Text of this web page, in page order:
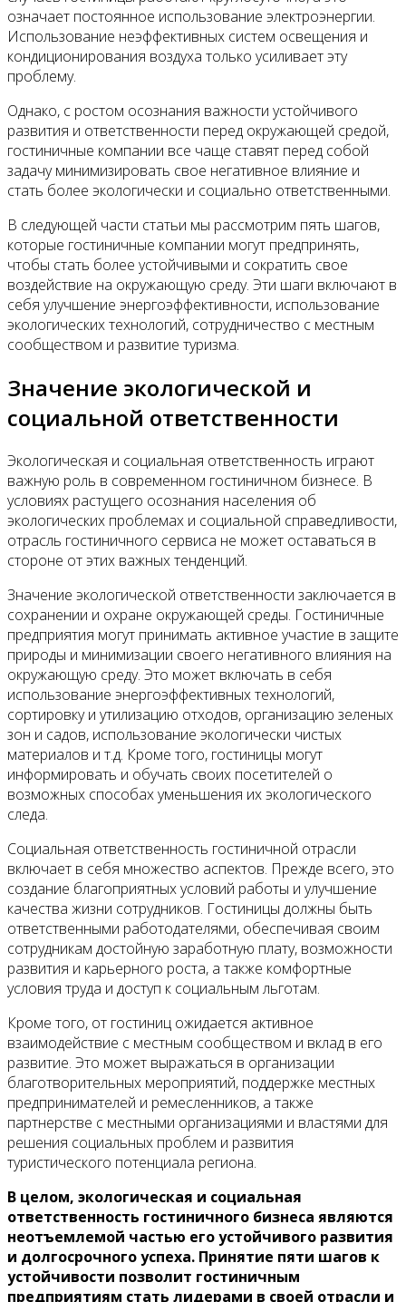
означает постоянное использование электроэнергии.
Использование неэффективных систем освещения и
кондиционирования воздуха только усиливает эту
проблему.
Однако, с ростом осознания важности устойчивого
развития и ответственности перед окружающей средой,
гостиничные компании все чаще ставят перед собой
задачу минимизировать свое негативное влияние и
стать более экологически и социально ответственными.
В следующей части статьи мы рассмотрим пять шагов,
которые гостиничные компании могут предпринять,
чтобы стать более устойчивыми и сократить свое
воздействие на окружающую среду. Эти шаги включают в
себя улучшение энергоэффективности, использование
экологических технологий, сотрудничество с местным
сообществом и развитие туризма.
Значение экологической и
социальной ответственности
Экологическая и социальная ответственность играют
важную роль в современном гостиничном бизнесе. В
условиях растущего осознания населения об
экологических проблемах и социальной справедливости,
отрасль гостиничного сервиса не может оставаться в
стороне от этих важных тенденций.
Значение экологической ответственности заключается в
сохранении и охране окружающей среды. Гостиничные
предприятия могут принимать активное участие в защите
природы и минимизации своего негативного влияния на
окружающую среду. Это может включать в себя
использование энергоэффективных технологий,
сортировку и утилизацию отходов, организацию зеленых
зон и садов, использование экологически чистых
материалов и т.д. Кроме того, гостиницы могут
информировать и обучать своих посетителей о
возможных способах уменьшения их экологического
следа.
Социальная ответственность гостиничной отрасли
включает в себя множество аспектов. Прежде всего, это
создание благоприятных условий работы и улучшение
качества жизни сотрудников. Гостиницы должны быть
ответственными работодателями, обеспечивая своим
сотрудникам достойную заработную плату, возможности
развития и карьерного роста, а также комфортные
условия труда и доступ к социальным льготам.
Кроме того, от гостиниц ожидается активное
взаимодействие с местным сообществом и вклад в его
развитие. Это может выражаться в организации
благотворительных мероприятий, поддержке местных
предпринимателей и ремесленников, а также
партнерстве с местными организациями и властями для
решения социальных проблем и развития
туристического потенциала региона.
В целом, экологическая и социальная
ответственность гостиничного бизнеса являются
неотъемлемой частью его устойчивого развития
и долгосрочного успеха. Принятие пяти шагов к
устойчивости позволит гостиничным
предприятиям стать лидерами в своей отрасли и